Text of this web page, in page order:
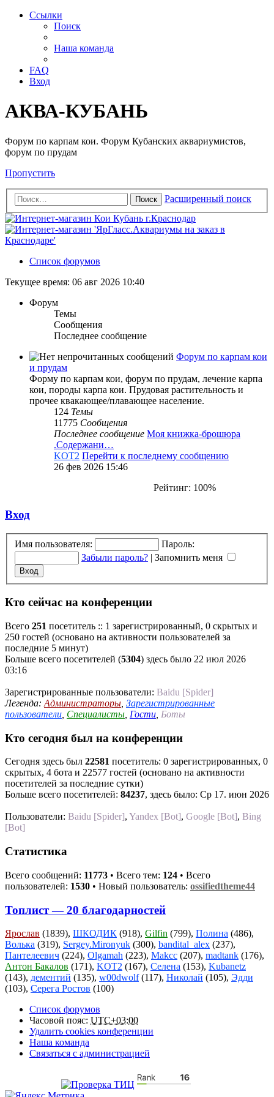
Ссылки
Поиск
Наша команда
FAQ
Вход
АКВА-КУБАНЬ
Форум по карпам кои. Форум Кубанских аквариумистов,
форум по прудам
Пропустить
Поиск Расширенный поиск
Список форумов
Текущее время: 06 авг 2026 10:40
Форум
Темы
Сообщения
Последнее сообщение
Форум по карпам кои
и прудам
Форму по карпам кои, форум по прудам, лечение карпа
кои, породы карпа кои. Прудовая растительность и
прочее квакающее/плавающее население.
124 Темы
11775 Сообщения
Последнее сообщение Моя книжка-брошюра
.Содержани…
KOT2 Перейти к последнему сообщению
26 фев 2026 15:46
Рейтинг: 100%
Вход
Имя пользователя:
Пароль:
Забыли пароль? | Запомнить меня
Кто сейчас на конференции
Всего 251 посетитель :: 1 зарегистрированный, 0 скрытых и
250 гостей (основано на активности пользователей за
последние 5 минут)
Больше всего посетителей (5304) здесь было 22 июл 2026
03:16
Зарегистрированные пользователи: Baidu [Spider]
Легенда: Администраторы Зарегистрированные
пользователи Специалисты Гости Боты
Кто сегодня был на конференции
Сегодня здесь был 22581 посетитель: 0 зарегистрированных, 0
скрытых, 4 бота и 22577 гостей (основано на активности
посетителей за последние сутки)
Больше всего посетителей: 84237, здесь было: Ср 17. июн 2026
Пользователи: Baidu [Spider], Yandex [Bot], Google [Bot], Bing
[Bot]
Статистика
Всего сообщений: 11773 • Всего тем: 124 • Всего
пользователей: 1530 • Новый пользователь: ossifiedtheme44
Топлист — 20 благодарностей
Ярослав (1839), ШКОДИК (918), Gilfin (799), Полина (486),
Волька (319), Sergey.Mironyuk (300), bandital_alex (237),
Пантелеевич (224), Olgamah (223), Makcc (207), madtank (176),
Антон Бакалов (171), KOT2 (167), Селена (153), Kubanetz
(143), дементий (135), w00dwolf(117), Николай (105), Эдди
(103), Серега Ростов (100)
Список форумов
Часовой пояс: UTC+03:00
Удалить cookies конференции
Наша команда
Связаться с администрацией